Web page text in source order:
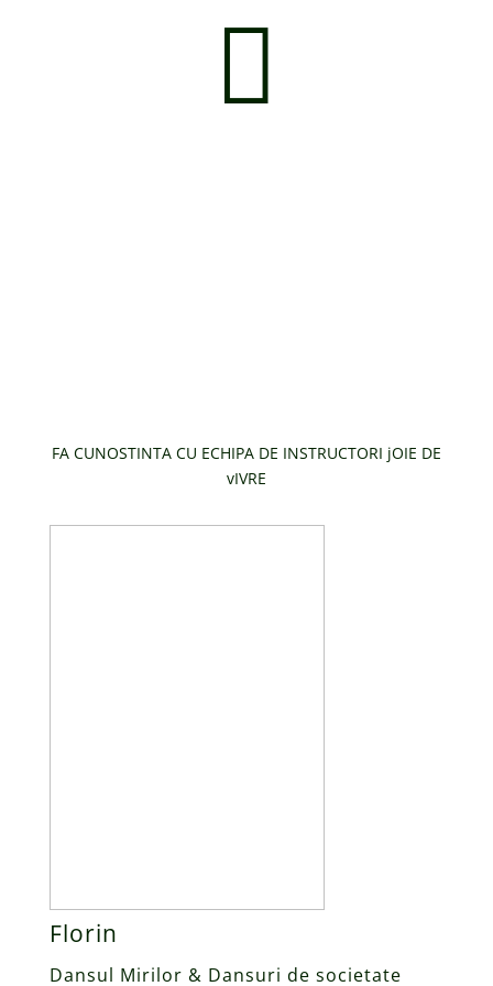

FA CUNOSTINTA CU ECHIPA DE INSTRUCTORI jOIE DE
vIVRE
Florin
Dansul Mirilor & Dansuri de societate